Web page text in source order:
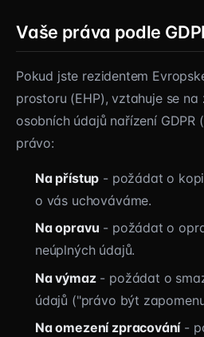
Vaše práva podle
Pokud jste rezidentem
prostoru (EHP), vztahuje se
osobních údajů nařízení GDPR
právo:
Na přístup - požádat o
o vás uchováváme.
Na opravu - požádat o
neúplných údajů.
Na výmaz- požádat o
údajů ("právo být
Na omezení zpracování-